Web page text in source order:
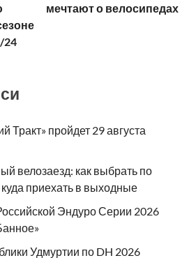
24
мечтают о велосипедах
Тракт» пройдет 29 августа
велозаезд: как выбрать по
куда приехать в выходные
Эндуро Серии 2026
Удмуртии по DH 2026